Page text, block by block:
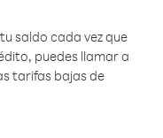
saldo cada vez que
puedes llamar a
tarifas bajas de